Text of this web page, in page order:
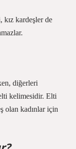
kız kardeşler de
diğerleri
kelimesidir. Elti
olan kadınlar için